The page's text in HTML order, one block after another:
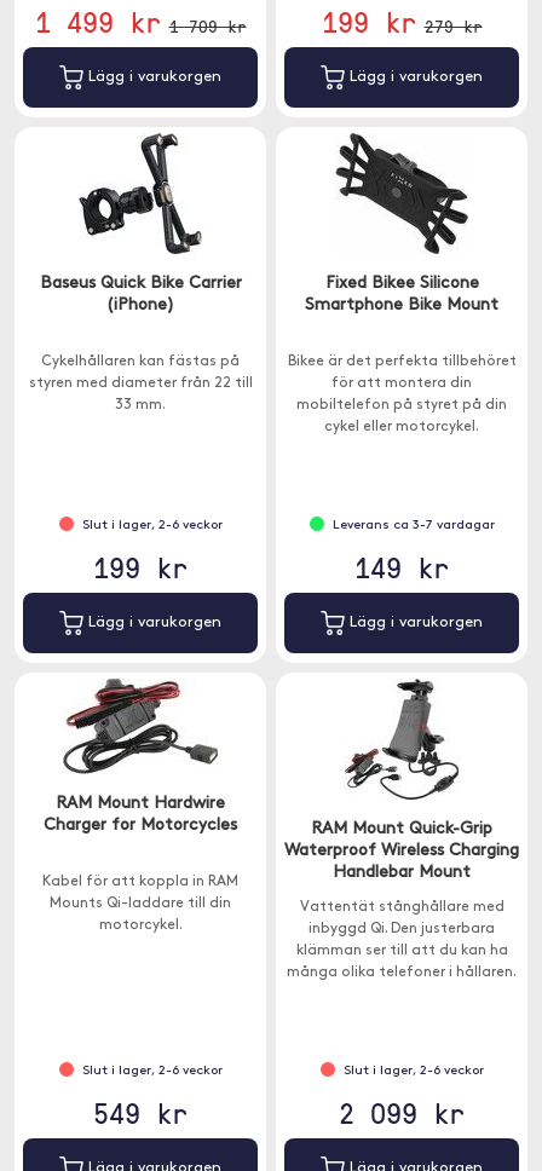
1 499 kr 1 709 kr
Lägg i varukorgen
199 kr 279 kr
Lägg i varukorgen
Baseus Quick Bike Carrier
(iPhone)
Cykelhållaren kan fästas på
styren med diameter från 22 till
33 mm.
Slut i lager, 2-6 veckor
199 kr
Lägg i varukorgen
Fixed Bikee Silicone
Smartphone Bike Mount
Bikee är det perfekta tillbehöret
för att montera din
mobiltelefon på styret på din
cykel eller motorcykel.
Leverans ca 3-7 vardagar
149 kr
Lägg i varukorgen
RAM Mount Hardwire
Charger for Motorcycles
Kabel för att koppla in RAM
Mounts Qi-laddare till din
motorcykel.
Slut i lager, 2-6 veckor
549 kr
RAM Mount Quick-Grip
Waterproof Wireless Charging
Handlebar Mount
Vattentät stånghållare med
inbyggd Qi. Den justerbara
klämman ser till att du kan ha
många olika telefoner i hållaren.
Slut i lager, 2-6 veckor
2 099 kr